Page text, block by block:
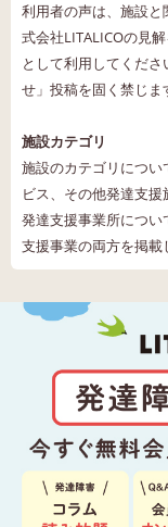
利用者の声は、施設
式会社LITALICOの見
として利用してくだ
せ」投稿を固く禁じま
施設カテゴリ
施設のカテゴリにつ
ビス、その他発達支
発達支援事業所につ
支援事業の両方を掲載